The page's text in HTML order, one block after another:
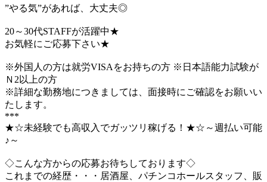
”やる気”があれば、大丈夫◎
20～30代STAFFが活躍中★
お気軽にご応募下さい★
※外国人の方は就労VISAをお持ちの方 ※日本語能力試験が
Ｎ2以上の方
※詳細な勤務地につきましては、面接時にご確認をお願いい
たします。
***
★☆未経験でも高収入でガッツリ稼げる！★☆～週払い可能
♪～
◇こんな方からの応募お待ちしております◇
これまでの経歴・・・居酒屋、パチンコホールスタッフ、販